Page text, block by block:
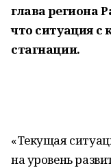
глава региона
что ситуация с
стагнации.
«Текущая
на уровень